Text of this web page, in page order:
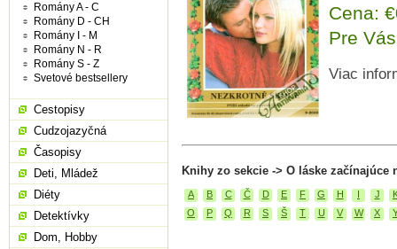
Cena:
Pre
Viac
Knihy zo sekcie -> O láske začínajúce
A B C Č D E F G H I J
O
P Q R S Š T U V W X
Romány A - C
Romány D - CH
Romány I - M
Romány N - R
Romány S - Z
Svetové bestsellery
Cestopisy
Cudzojazyčná
Časopisy
Deti, Mládež
Diéty
Detektívky
Dom, Hobby